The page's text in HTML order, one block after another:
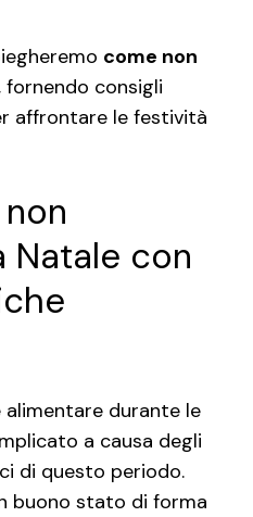
come non
fornendo consigli
affrontare le festività
Natale con
durante le
a causa degli
di questo periodo.
buono stato di forma